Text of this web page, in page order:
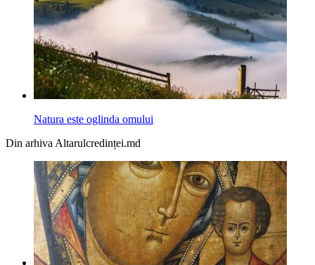
Natura este oglinda omului
Din arhiva Altarulcredinței.md